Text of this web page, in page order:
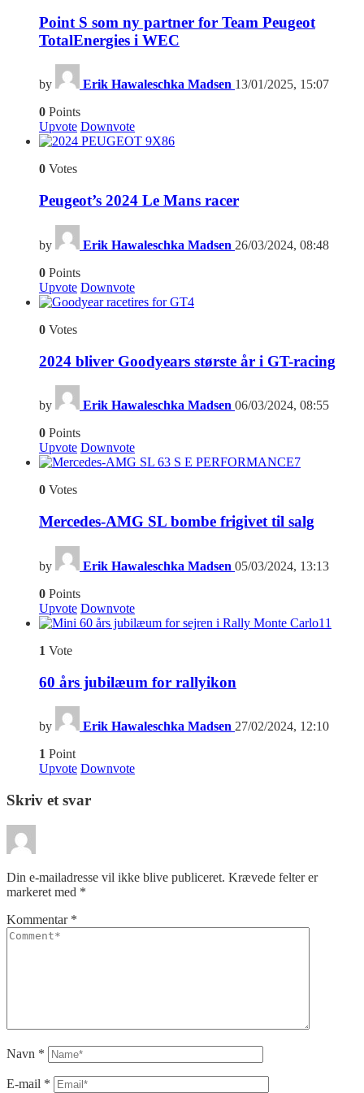
Point S som ny partner for Team Peugeot
TotalEnergies i WEC
by Erik Hawaleschka Madsen 13/01/2025, 15:07
0 Points
Upvote Downvote
6
0 Votes
Peugeot’s 2024 Le Mans racer
by Erik Hawaleschka Madsen 26/03/2024, 08:48
0 Points
Upvote Downvote
4
0 Votes
2024 bliver Goodyears største år i GT-racing
by Erik Hawaleschka Madsen 06/03/2024, 08:55
0 Points
Upvote Downvote
7
0 Votes
Mercedes-AMG SL bombe frigivet til salg
by Erik Hawaleschka Madsen 05/03/2024, 13:13
0 Points
Upvote Downvote
11
1 Vote
60 års jubilæum for rallyikon
by Erik Hawaleschka Madsen 27/02/2024, 12:10
1 Point
Upvote Downvote
Skriv et svar
Din e-mailadresse vil ikke blive publiceret. Krævede felter er
markeret med *
Kommentar *
Navn *
E-mail *